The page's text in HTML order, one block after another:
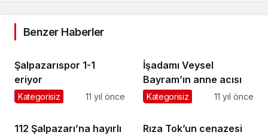
Benzer Haberler
Şalpazarıspor 1-1
eriyor
Kategorisiz 11 yıl önce
İşadamı Veysel
Bayram’ın anne acısı
Kategorisiz 11 yıl önce
112 Şalpazarı’na hayırlı
Rıza Tok’un cenazesi